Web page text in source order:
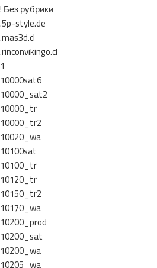
! Без рубрики
.5p-style.de
.mas3d.cl
.rinconvikingo.cl
1
10000sat6
10000_sat2
10000_tr
10000_tr2
10020_wa
10100sat
10100_tr
10120_tr
10150_tr2
10170_wa
10200_prod
10200_sat
10200_wa